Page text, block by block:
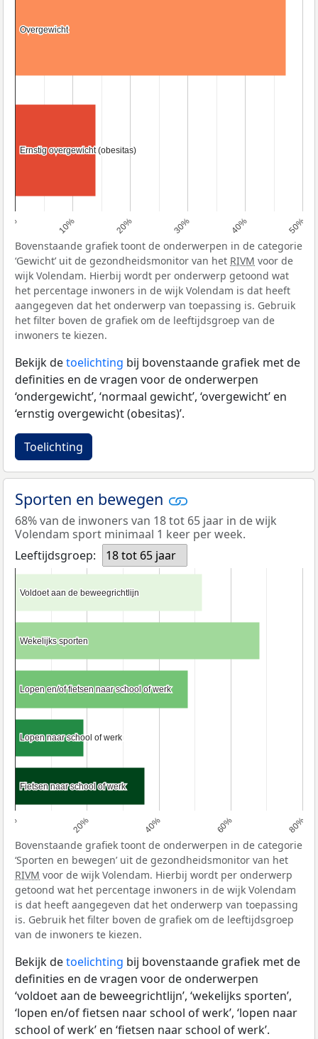
0% 10% 20% 30% 40% 50%
Overgewicht
Overgewicht
Ernstig overgewicht (obesitas)
Ernstig overgewicht (obesitas)
Bovenstaande grafiek toont de onderwerpen in de categorie
‘Gewicht’ uit de gezondheidsmonitor van het RIVM voor de
wijk Volendam. Hierbij wordt per onderwerp getoond wat
het percentage inwoners in de wijk Volendam is dat heeft
aangegeven dat het onderwerp van toepassing is. Gebruik
het filter boven de grafiek om de leeftijdsgroep van de
inwoners te kiezen.
Bekijk detoelichting bij bovenstaande grafiek met de
definities en de vragen voor de onderwerpen
‘ondergewicht’, ‘normaal gewicht’, ‘overgewicht’ en
‘ernstig overgewicht (obesitas)’.
Toelichting
Sporten en bewegen
68% van de inwoners van 18 tot 65 jaar in de wijk
Volendam sport minimaal 1 keer per week.
Leeftijdsgroep:
18 tot 65 jaar
0% 20% 40% 60% 80%
Voldoet aan de beweegrichtlijn
Voldoet aan de beweegrichtlijn
Wekelijks sporten
Wekelijks sporten
Lopen en/of fietsen naar school of werk
Lopen en/of fietsen naar school of werk
Lopen naar school of werk
Lopen naar school of werk
Fietsen naar school of werk
Fietsen naar school of werk
Bovenstaande grafiek toont de onderwerpen in de categorie
‘Sporten en bewegen’ uit de gezondheidsmonitor van het
RIVM voor de wijk Volendam. Hierbij wordt per onderwerp
getoond wat het percentage inwoners in de wijk Volendam
is dat heeft aangegeven dat het onderwerp van toepassing
is. Gebruik het filter boven de grafiek om de leeftijdsgroep
van de inwoners te kiezen.
Bekijk detoelichting bij bovenstaande grafiek met de
definities en de vragen voor de onderwerpen
‘voldoet aan de beweegrichtlijn’, ‘wekelijks sporten’,
‘lopen en/of fietsen naar school of werk’, ‘lopen naar
school of werk’ en ‘fietsen naar school of werk’.